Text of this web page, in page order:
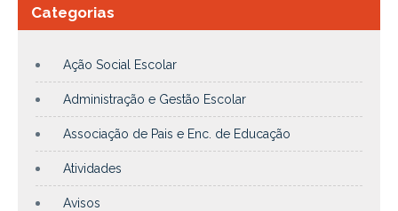
Categorias
Ação Social Escolar
Administração e Gestão Escolar
Associação de Pais e Enc. de Educação
Atividades
Avisos